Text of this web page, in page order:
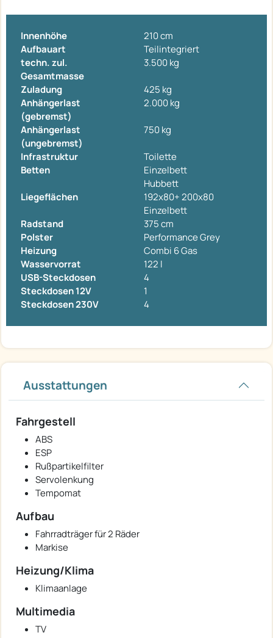
Innenhöhe
210 cm
Aufbauart
Teilintegriert
techn. zul.
Gesamtmasse
3.500 kg
Zuladung
425 kg
Anhängerlast
(gebremst)
2.000 kg
Anhängerlast
(ungebremst)
750 kg
Infrastruktur
Toilette
Betten
Einzelbett
Hubbett
Liegeflächen
192x80+ 200x80
Einzelbett
Radstand
375 cm
Polster
Performance Grey
Heizung
Combi 6 Gas
Wasservorrat
122 l
USB-Steckdosen
4
Steckdosen 12V
1
Steckdosen 230V
4
Ausstattungen
Fahrgestell
ABS
ESP
Rußpartikelfilter
Servolenkung
Tempomat
Aufbau
Fahrradträger für 2 Räder
Markise
Heizung/Klima
Klimaanlage
Multimedia
TV